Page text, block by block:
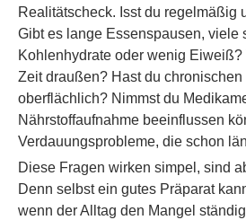
Realitätscheck. Isst du regelmäßig
Gibt es lange Essenspausen, viele
Kohlenhydrate oder wenig Eiweiß?
Zeit draußen? Hast du
oberflächlich? Nimmst du
Nährstoffaufnahme beeinflussen
Verdauungsprobleme, die schon
Diese Fragen wirken simpel, sind
Denn selbst ein gutes Präparat
wenn der Alltag den Mangel